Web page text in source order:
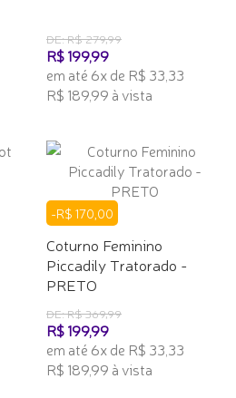
DE: R$ 279,99
R$ 199,99
em até 6x de R$ 33,33
R$ 189,99 à vista
-R$ 170,00
Coturno Feminino
Piccadily Tratorado -
PRETO
DE: R$ 369,99
R$ 199,99
em até 6x de R$ 33,33
R$ 189,99 à vista